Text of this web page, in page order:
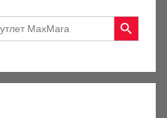
Search Button